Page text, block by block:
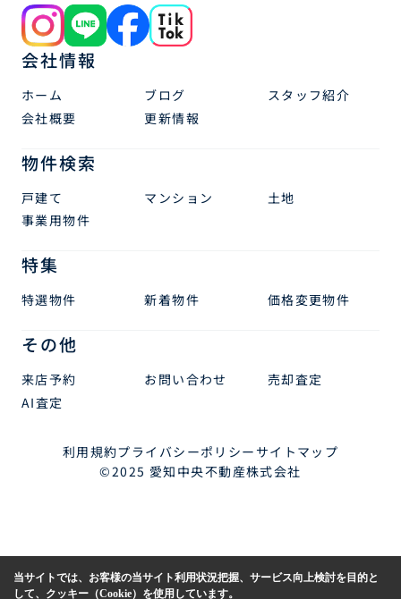
会社情報
ホーム ブログ
スタッフ紹介
会社概要
更新情報
物件検索
戸建て マンション
土地
事業用物件
特集
特選物件 新着物件 価格変更物件
その他
来店予約 お問い合わせ
売却査定
AI査定
利用規約プライバシーポリシーサイトマップ
©2025 愛知中央不動産株式会社
当サイトでは、お客様の当サイト利用状況把握、サービス向上検討を目的と
して、クッキー（Cookie）を使用しています。